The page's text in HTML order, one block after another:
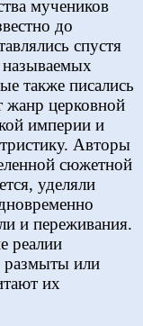
мучеников
до
спустя
называемых
также писались
жанр церковной
империи и
Авторы
сюжетной
уделяли
и переживания.
реалии
размыты или
их